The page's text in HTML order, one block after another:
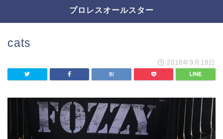
プロレスオールスター
cats
2018年9月18日